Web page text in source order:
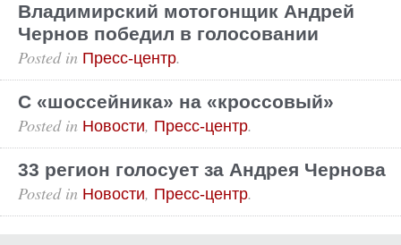
Владимирский мотогонщик Андрей
Чернов победил в голосовании
Posted in Пресс-центр.
С «шоссейника» на «кроссовый»
Posted in Новости, Пресс-центр.
33 регион голосует за Андрея Чернова
Posted in Новости, Пресс-центр.